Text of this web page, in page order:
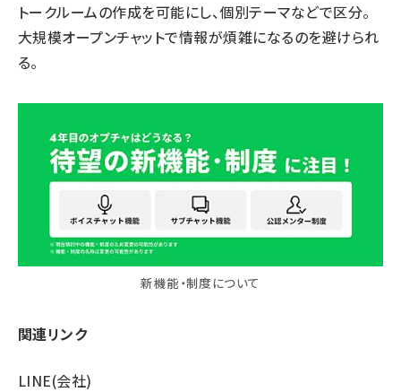
トークルームの作成を可能にし、個別テーマなどで区分。
大規模オープンチャットで情報が煩雑になるのを避けられ
る。
新機能・制度について
関連リンク
LINE(会社)